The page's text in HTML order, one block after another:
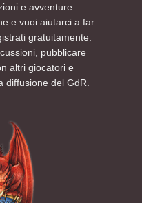
e avventure.
e vuoi aiutarci a far
gratuitamente:
pubblicare
altri giocatori e
diffusione del GdR.